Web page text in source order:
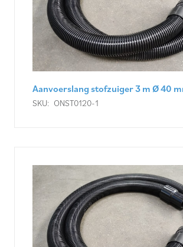
Aanvoerslang stofzuiger 3 m Ø 40
SKU: ONST0120-1